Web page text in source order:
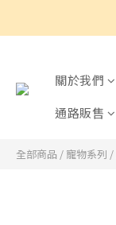
關於我們
通路販售
全部商品 / 寵物系列 /